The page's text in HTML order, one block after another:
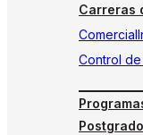
Carreras
Comercial
Control de
Postgrado